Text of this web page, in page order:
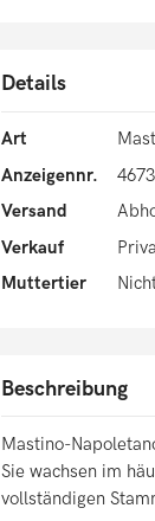
Details
Art
Anzeigennr.
Versand
Verkauf
Muttertier
Beschreibung
Mastino-
Sie wachsen im
vollständigen